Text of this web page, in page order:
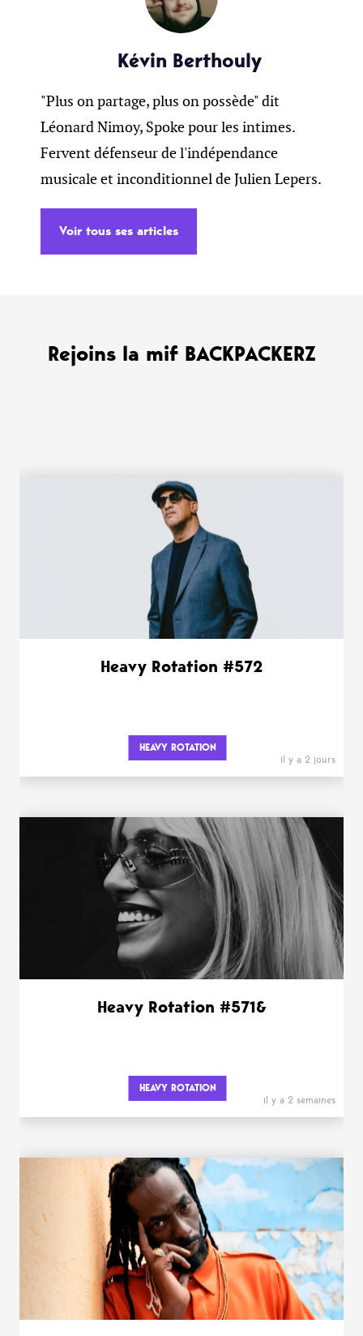
Kévin Berthouly
"Plus on partage, plus on possède" dit
Léonard Nimoy, Spoke pour les intimes.
Fervent défenseur de l'indépendance
musicale et inconditionnel de Julien Lepers.
Voir tous ses articles
Rejoins la mif BACKPACKERZ
WANT MORE ?
Heavy Rotation #572
HEAVY ROTATION
il y a 2 jours
Heavy Rotation #571&
HEAVY ROTATION
il y a 2 semaines